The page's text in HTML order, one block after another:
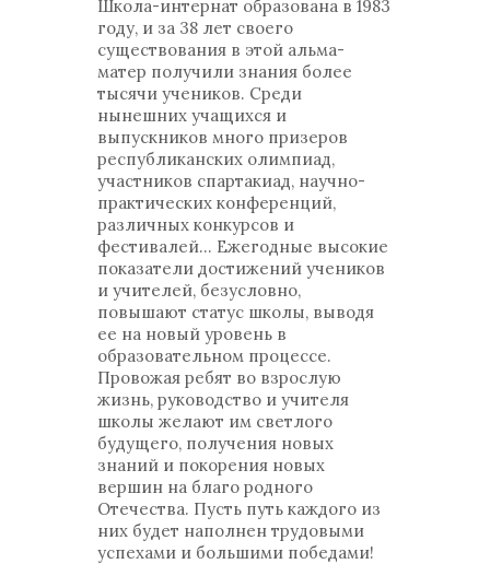
Школа-интернат образована в 1983
году, и за 38 лет своего
существования в этой альма-
матер получили знания более
тысячи учеников. Среди
нынешних учащихся и
выпускников много призеров
республиканских олимпиад,
участников спартакиад, научно-
практических конференций,
различных конкурсов и
фестивалей... Ежегодные высокие
показатели достижений учеников
и учителей, безусловно,
повышают статус школы, выводя
ее на новый уровень в
образовательном процессе.
Провожая ребят во взрослую
жизнь, руководство и учителя
школы желают им светлого
будущего, получения новых
знаний и покорения новых
вершин на благо родного
Отечества. Пусть путь каждого из
них будет наполнен трудовыми
успехами и большими победами!